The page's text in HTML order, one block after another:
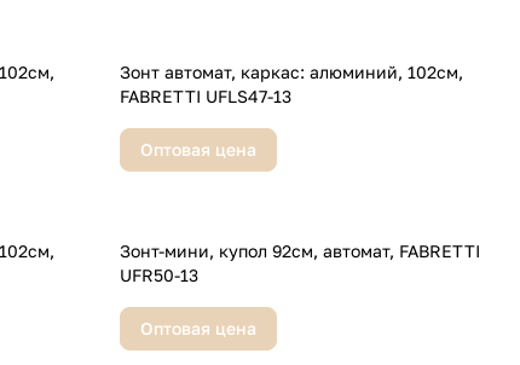
Зонт автомат, каркас: алюминий, 102см,
FABRETTI UFLS47-13
Оптовая цена
Зонт-мини, купол 92см, автомат, FABRETTI
UFR50-13
Оптовая цена